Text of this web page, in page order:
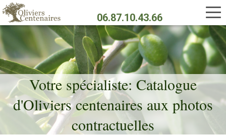
Aller
au
contenu
principal
06.87.10.43.66
Votre spécialiste: Catalogue
d'Oliviers centenaires aux photos
contractuelles